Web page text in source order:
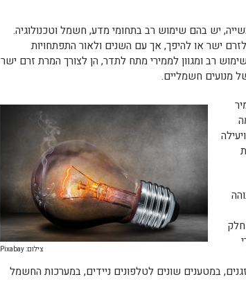
יש בהם שימוש רב בתחומי מדע, חשמל וטכנולוגיה.
ישר או להיפך, אך עם השנים ולאור התפתחויות
רב ומגוון לממירי מתח לתדר, הן לצורך המרת זרם ישר
של מנועים חשמליים.
צילום: Pixabay
במטענים שונים לטלפונים ניידים, במערכות החשמל